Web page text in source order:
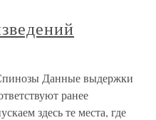
Данные выдержки
ранее
здесь те места, где